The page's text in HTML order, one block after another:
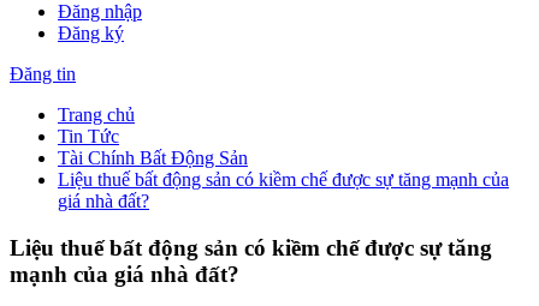
Đăng nhập
Đăng ký
Đăng tin
Trang chủ
Tin Tức
Tài Chính Bất Động Sản
Liệu thuế bất động sản có kiềm chế được sự tăng mạnh của
giá nhà đất?
Liệu thuế bất động sản có kiềm chế được sự tăng
mạnh của giá nhà đất?